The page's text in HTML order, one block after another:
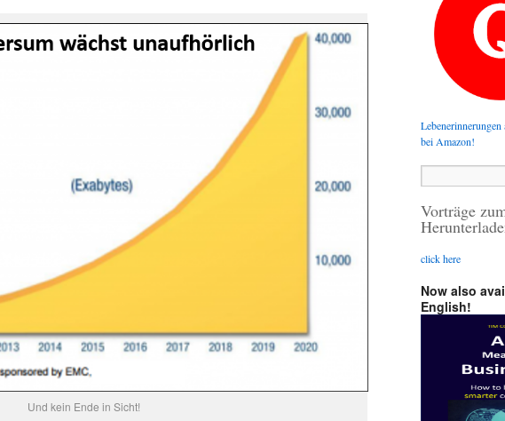
Und kein Ende in Sicht!
bei Amazon!
Vorträge
click here
Now also
English!